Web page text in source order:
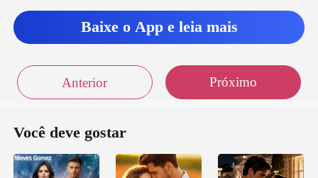
Baixe o App e leia mais
Anterior Próximo
Você deve gostar